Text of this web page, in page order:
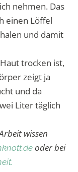
nehmen. Das
einen Löffel
und damit
trocken ist,
zeigt ja
und da
Liter täglich
wissen
oder bei